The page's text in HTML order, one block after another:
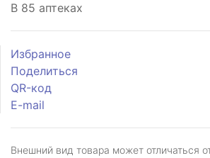
В 85 аптеках
Избранное
Поделиться
QR-код
E-mail
Внешний вид товара может отличаться